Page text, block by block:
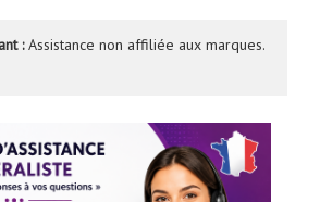
:Assistance non affiliée aux marques.